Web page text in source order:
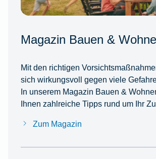
Magazin Bauen &
Mit den richtigen
sich wirkungsvoll gegen viele
In unserem Magazin Bauen &
Ihnen zahlreiche Tipps rund um Ihr
Zum Magazin